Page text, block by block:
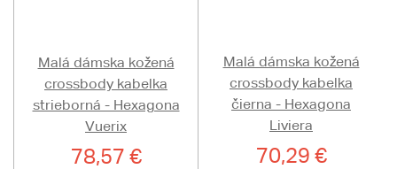
Malá dámska kožená
crossbody kabelka
strieborná - Hexagona
Vuerix
78,57 €
Malá dámska kožená
crossbody kabelka
čierna - Hexagona
Liviera
70,29 €